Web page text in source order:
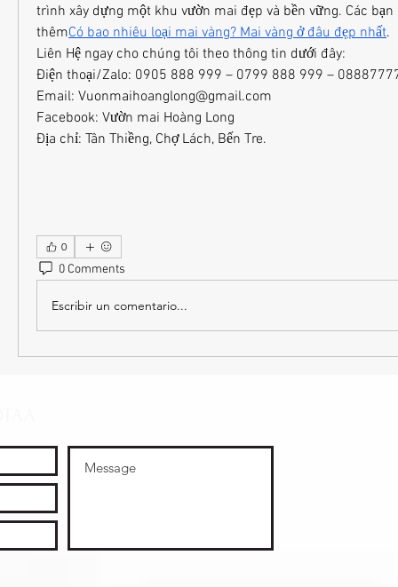
trình xây dựng một khu vườn mai đẹp và bền vững. Các
thêmCó bao nhiêu loại mai vàng? Mai vàng ở đâu đẹp nhất.
Liên Hệ ngay cho chúng tôi theo thông tin dưới đây:
Điện thoại/Zalo: 0905 888 999 – 0799 888 999 –
Email: Vuonmaihoanglong@gmail.com
Facebook: Vườn mai Hoàng Long
Địa chỉ: Tân Thiềng, Chợ Lách, Bến Tre.
0
0 Comments
Escribir un comentario...